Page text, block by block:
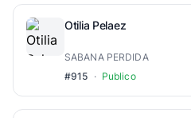
Otilia Pelaez
SABANA PERDIDA
#915 · Publico